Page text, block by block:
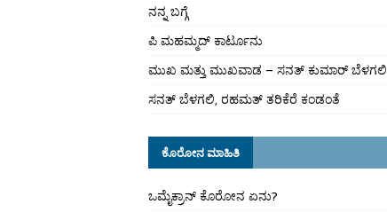
ನನ್ನ ಬಗ್ಗೆ
ಪಿ ಮಹಮ್ಮದ್ ಕಾರ್ಟೂನು
ಮುಖ ಮತ್ತು ಮುಖವಾಡ – ಸನತ್ ಕುಮಾರ್ ಬೆಳಗಲಿ
ಸನತ್ ಬೆಳಗಲಿ, ರಹಮತ್ ತರಿಕೆರೆ ಕಂಡಂತೆ
ಕೊರೋನ ಮಾಹಿತಿ
ಒಮೈಕ್ರಾನ್ ಕೊರೋನ ಏನು?